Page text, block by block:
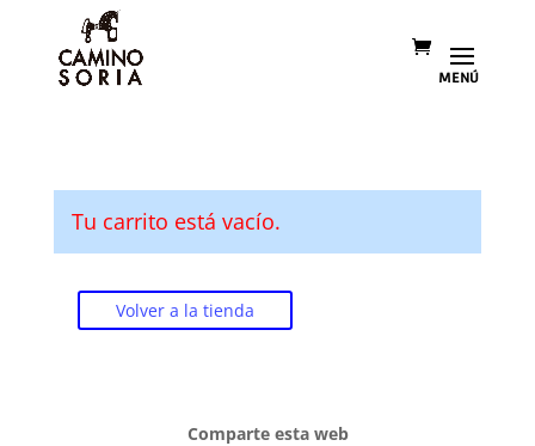
Tu carrito está vacío.
Volver a la tienda
Comparte esta web